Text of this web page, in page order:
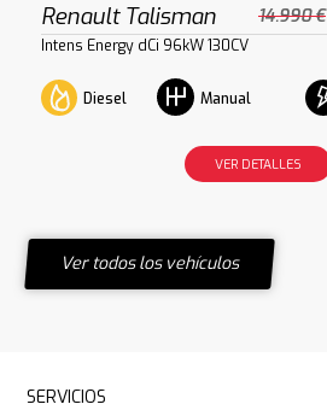
Renault Talisman 14.990 €
Intens Energy dCi 96kW 130CV
Diesel Manual
VER DETALLES
Ver todos los vehículos
SERVICIOS